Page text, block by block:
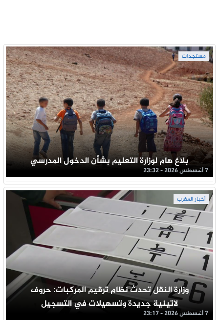
مستجدات
بلاغ هام لوزارة التعليم بشأن الدخول المدرسي
7 أغسطس 2026 - 23:32
أخبار المغرب
وزارة النقل تحدث نظام ترقيم المركبات: حروف
لاتينية جديدة وتسهيلات في التسجيل
7 أغسطس 2026 - 23:17